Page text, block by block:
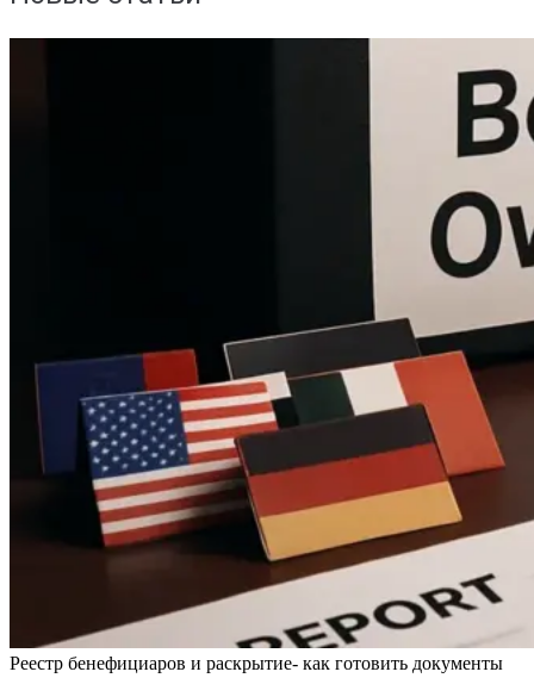
Реестр бенефициаров и раскрытие- как готовить документы